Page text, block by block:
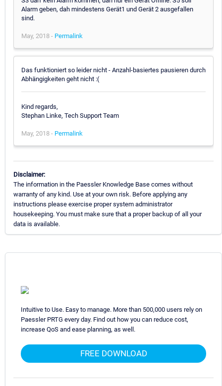
Alarm geben, dah mindestens Gerät1 und Gerät 2 ausgefallen
sind.
May, 2018 - Permalink
Das funktioniert so leider nicht - Anzahl-basiertes pausieren durch
Abhängigkeiten geht nicht :(
Kind regards,
Stephan Linke, Tech Support Team
May, 2018 - Permalink
Disclaimer:
The information in the Paessler Knowledge Base comes without
warranty of any kind. Use at your own risk. Before applying any
instructions please exercise proper system administrator
housekeeping. You must make sure that a proper backup of all your
data is available.
Intuitive to Use. Easy to manage. More than 500,000 users rely on
Paessler PRTG every day. Find out how you can reduce cost,
increase QoS and ease planning, as well.
FREE DOWNLOAD